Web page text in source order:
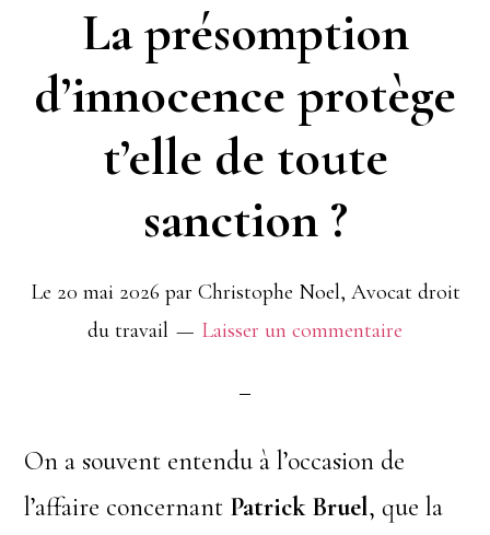
La présomption
d’innocence protège
t’elle de toute
sanction ?
Le 20 mai 2026 par Christophe Noel, Avocat droit
du travail
Laisser un commentaire
On a souvent entendu à l’occasion de
l’affaire concernant Patrick Bruel, que la